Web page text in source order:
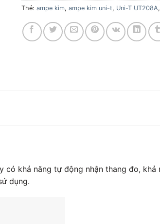
Thẻ: ampe kìm, ampe kim uni-t, Uni-T UT208A,
có khả năng tự động nhận thang đo, khả
dụng.